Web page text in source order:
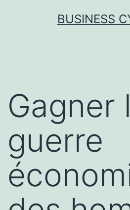
BUSINESS
Gagner
guerre